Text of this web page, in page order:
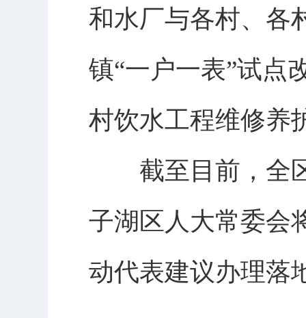
和水厂与各村、各
镇“一户一表”试点
村饮水工程维修养
截至目前，全区
子湖区人大常委会
动代表建议办理落